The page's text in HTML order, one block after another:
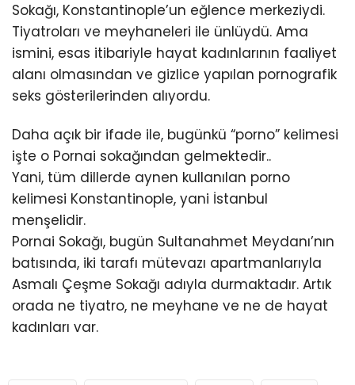
Sokağı, Konstantinople’un eğlence merkeziydi.
Tiyatroları ve meyhaneleri ile ünlüydü. Ama
ismini, esas itibariyle hayat kadınlarının faaliyet
alanı olmasından ve gizlice yapılan pornografik
seks gösterilerinden alıyordu.
Daha açık bir ifade ile, bugünkü “porno” kelimesi
işte o Pornai sokağından gelmektedir..
Yani, tüm dillerde aynen kullanılan porno
kelimesi Konstantinople, yani İstanbul
menşelidir.
Pornai Sokağı, bugün Sultanahmet Meydanı’nın
batısında, iki tarafı mütevazı apartmanlarıyla
Asmalı Çeşme Sokağı adıyla durmaktadır. Artık
orada ne tiyatro, ne meyhane ve ne de hayat
kadınları var.